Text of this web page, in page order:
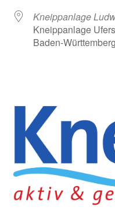
Kneippanlage
Kneippanlage
Baden-Württemberg